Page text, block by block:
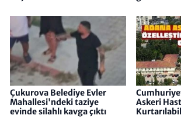
Çukurova Belediye Evler
Mahallesi'ndeki taziye
evinde silahlı kavga çıktı
Askeri